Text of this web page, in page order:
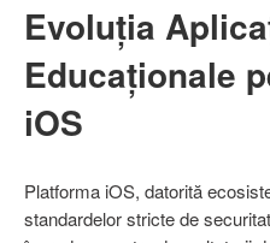
Evoluția
Educaționale
iOS
Platforma iOS, datorită
standardelor stricte de